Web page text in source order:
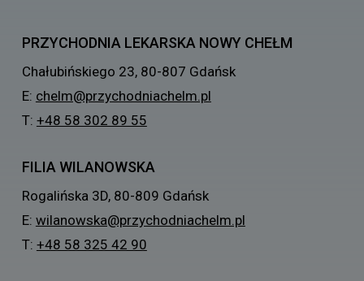
PRZYCHODNIA LEKARSKA NOWY CHEŁM
Chałubińskiego 23, 80-807 Gdańsk
E: chelm@przychodniachelm.pl
T: +48 58 302 89 55
FILIA WILANOWSKA
Rogalińska 3D, 80-809 Gdańsk
E: wilanowska@przychodniachelm.pl
T: +48 58 325 42 90